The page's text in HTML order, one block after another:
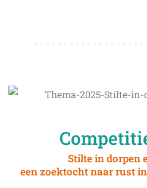
Stilte in dorpen
een zoektocht naar rust